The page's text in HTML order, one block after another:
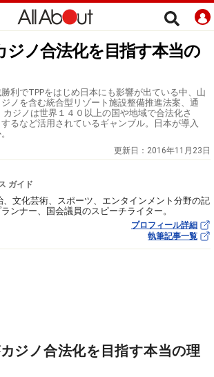
ジノ合法化を目指す本当の
利でTPPをはじめ日本にも影響が出ている中、山
ノを含む統合型リゾート施設整備推進法案、通
ジノは世界１４０以上の国や地域で合法化さ
るなど活用されているギャンブル。日本が導入
更新日： 2016年11月23日
ガイド
、文化芸術、スポーツ、エンタインメント分野の記
ンナー、国会議員のスピーチライター。
プロフィール詳細
執筆記事一覧
ジノ合法化を目指す本当の理